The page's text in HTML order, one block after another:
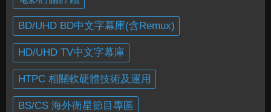
BD/UHD BD中文字幕庫(含Remux)
HD/UHD TV中文字幕庫
HTPC 相關軟硬體技術及運用
BS/CS 海外衛星節目專區